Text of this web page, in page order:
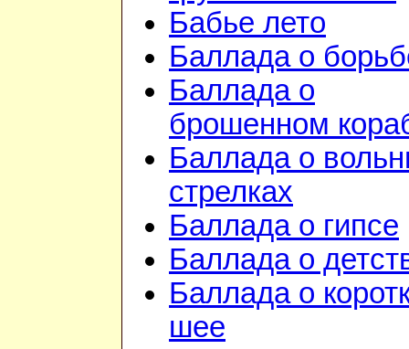
Бабье лето
Баллада о
Баллада о
брошенном
Баллада о
стрелках
Баллада о гипсе
Баллада о
Баллада о
шее